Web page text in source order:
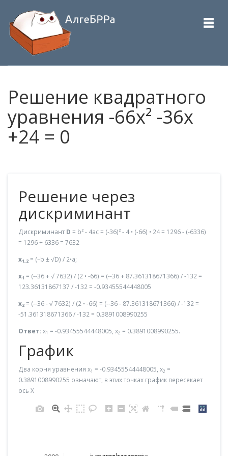
Решение квадратного
уравнения -66x² -36x
+24 = 0
Решение через
дискриминант
Дискриминант D = b² - 4ac = (-36)² - 4 • (-66) • 24 = 1296 - (-6336)
= 1296 + 6336 = 7632
x1,2 = (–b ± √D) / 2•a;
x1 = (--36 + √ 7632) / (2 • -66) = (--36 + 87.361318671366) / -132 =
123.36131867137 / -132 = -0.93455544448005
x2 = (--36 - √ 7632) / (2 • -66) = (--36 - 87.361318671366) / -132 =
-51.361318671366 / -132 = 0.3891008990255
Ответ:x1 = -0.93455544448005, x2 = 0.3891008990255.
График
Два корня уравнения x1 = -0.93455544448005, x2 =
0.3891008990255 означают, в этих точках график пересекает
ось X